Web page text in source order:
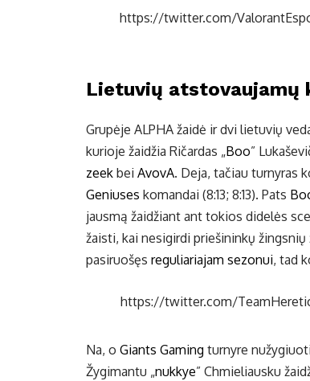
https://twitter.com/
Lietuvių atstovaujamų
Grupėje ALPHA žaidė ir dvi lietuvių
kurioje žaidžia Ričardas „Boo”
zeek bei AvovA. Deja, tačiau turnyras
Geniuses komandai (8:13; 8:13). Pats
jausmą žaidžiant ant tokios didelės
žaisti, kai nesigirdi priešininkų
pasiruošęs reguliariajam sezonui, tad
https://twitter.com/
Na, o Giants Gaming turnyre
Žygimantu „nukkye” Chmieliausku